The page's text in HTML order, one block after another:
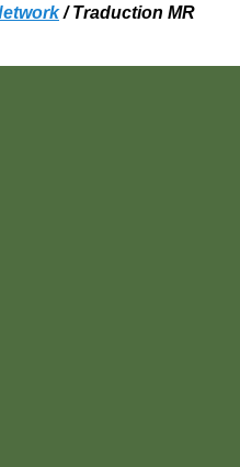
/ Traduction MR